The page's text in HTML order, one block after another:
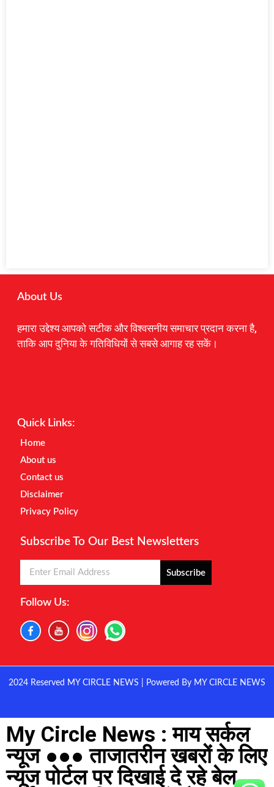
About Us
हमारा उद्देश्य आपको सटीक और विश्वसनीय समाचार प्रदान करना है,
ताकि आप दुनिया के गतिविधियों से सबसे आगाह रह सकें।
Quick Links:
Home
About us
Contact us
Disclaimer
Privacy Policy
Subscribe To Our Best Newsletters
Subscribe
Follow Us:
2024 Reserved MY CIRCLE NEWS | Powered By MY CIRCLE NEWS
My Circle News : माय सर्कल
न्यूज ●●● ताजातरीन खबरों के लिए
न्यूज पोर्टल पर दिखाई दे रहे बेल